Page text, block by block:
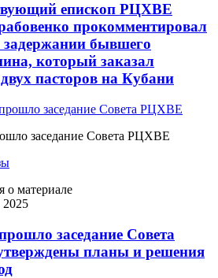
епископ РЦХВЕ
прокомментировал
задержании бывшего
который заказал
пасторов на Кубани
заседание Совета РЦХВЕ
материале
2025
заседание Совета
планы и решения